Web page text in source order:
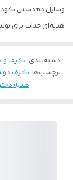
وسایل دم‌دستی
هدیه‌ای جذاب برای
دسته‌بندی:کیف
برچسب‌ها :کیف
هدیه